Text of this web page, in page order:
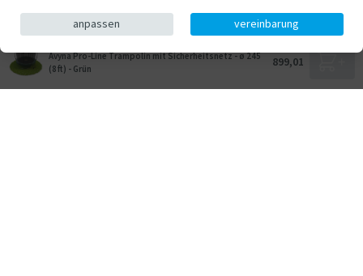
Avyna Pro-Line Trampolin mit Sicherheitsnetz - ø 245
(8ft) - Grün
899,01
anpassen vereinbarung